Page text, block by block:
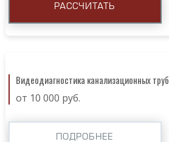
РАССЧИТАТЬ
Видеодиагностика канализационных труб
от 10 000 руб.
ПОДРОБНЕЕ